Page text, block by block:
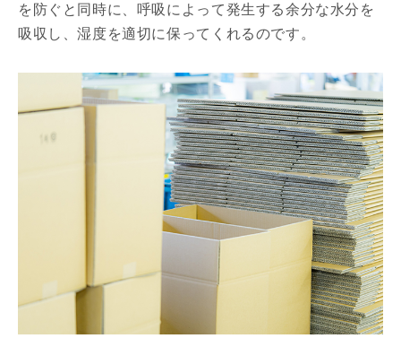
を防ぐと同時に、呼吸によって発生する余分な水分を
吸収し、湿度を適切に保ってくれるのです。